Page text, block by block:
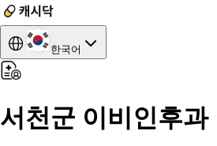
한국어
서천군 이비인후과